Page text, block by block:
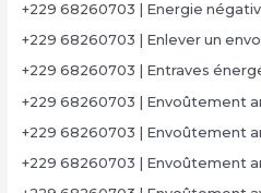
+229 68260703 | Energie
+229 68260703 | Enlever un
+229 68260703 | Entraves
+229 68260703 | Envoûtement
+229 68260703 | Envoûtement
+229 68260703 | Envoûtement